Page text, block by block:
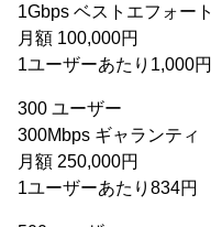
1Gbps ベストエフォート
月額 100,000円
1ユーザーあたり1,000円
300 ユーザー
300Mbps ギャランティ
月額 250,000円
1ユーザーあたり834円